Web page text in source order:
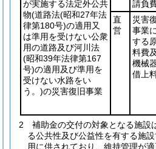
が実施する法定外公共
物(道路法(昭和27年法
律第180号)の適用又
は準用を受けない公衆
用の道路及び河川法
(昭和39年法律第167
号)の適用及び準用を
受けない水路をい
う。)の災害復旧事業
請負
直
営
災害
事業
する
料費
機械
借上
2
補助金の交付の対象となる施設
る公共性及び公益性を有する施
用に供されており、維持管理が